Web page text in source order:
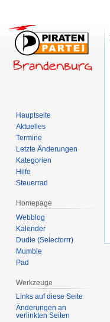
Hauptseite
Aktuelles
Termine
Letzte Änderungen
Kategorien
Hilfe
Steuerrad
Homepage
Webblog
Kalender
Dudle (Selectorrr)
Mumble
Pad
Werkzeuge
Links auf diese Seite
Änderungen an
verlinkten Seiten